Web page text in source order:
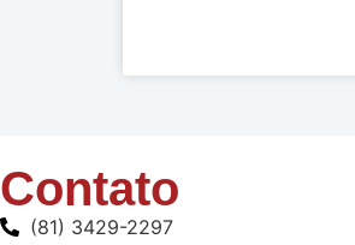
Contato
(81) 3429-2297